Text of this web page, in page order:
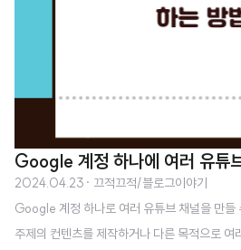
Google 계정 하나에 여러 유튜
2024.04.23 · 끄적끄적/블로그이야기
Google 계정 하나로 여러 유튜브 채널을 만들
주제의 컨텐츠를 제작하거나 다른 목적으로 여